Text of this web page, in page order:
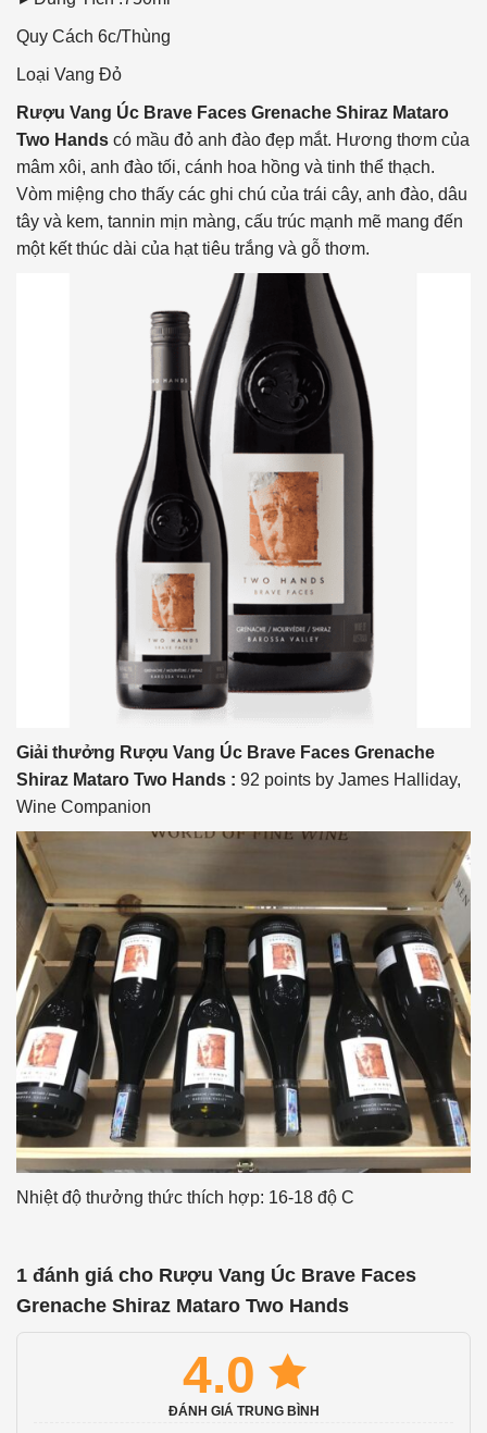
Quy Cách 6c/Thùng
Loại Vang Đỏ
Rượu Vang Úc Brave Faces Grenache Shiraz Mataro
Two Hands có mầu đỏ anh đào đẹp mắt. Hương thơm của
mâm xôi, anh đào tối, cánh hoa hồng và tinh thể thạch.
Vòm miệng cho thấy các ghi chú của trái cây, anh đào, dâu
tây và kem, tannin mịn màng, cấu trúc mạnh mẽ mang đến
một kết thúc dài của hạt tiêu trắng và gỗ thơm.
Giải thưởng Rượu Vang Úc Brave Faces Grenache
Shiraz Mataro Two Hands : 92 points by James Halliday,
Wine Companion
Nhiệt độ thưởng thức thích hợp: 16-18 độ C
1 đánh giá cho Rượu Vang Úc Brave Faces
Grenache Shiraz Mataro Two Hands
4.0
ĐÁNH GIÁ TRUNG BÌNH